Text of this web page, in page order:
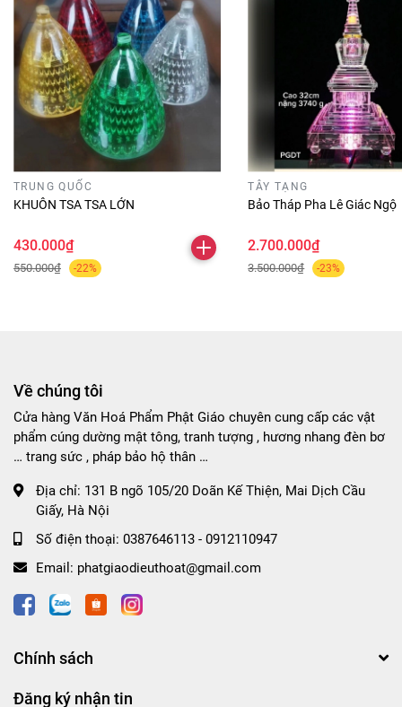
TRUNG QUỐC
KHUÔN TSA TSA LỚN
430.000₫
550.000₫ -22%
TÂY TẠNG
Bảo Tháp Pha Lê Giác Ngộ
2.700.000₫
3.500.000₫ -23%
Về chúng tôi
Cửa hàng Văn Hoá Phẩm Phật Giáo chuyên cung cấp các vật
phẩm cúng dường mật tông, tranh tượng , hương nhang đèn bơ
… trang sức , pháp bảo hộ thân …
Địa chỉ: 131 B ngõ 105/20 Doãn Kế Thiện, Mai Dịch Cầu
Giấy, Hà Nội
Số điện thoại: 0387646113 - 0912110947
Email: phatgiaodieuthoat@gmail.com
Chính sách
Đăng ký nhận tin